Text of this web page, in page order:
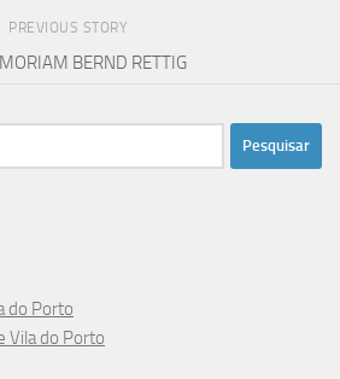
PREVIOUS STORY
BERND RETTIG
do Porto
Vila do Porto